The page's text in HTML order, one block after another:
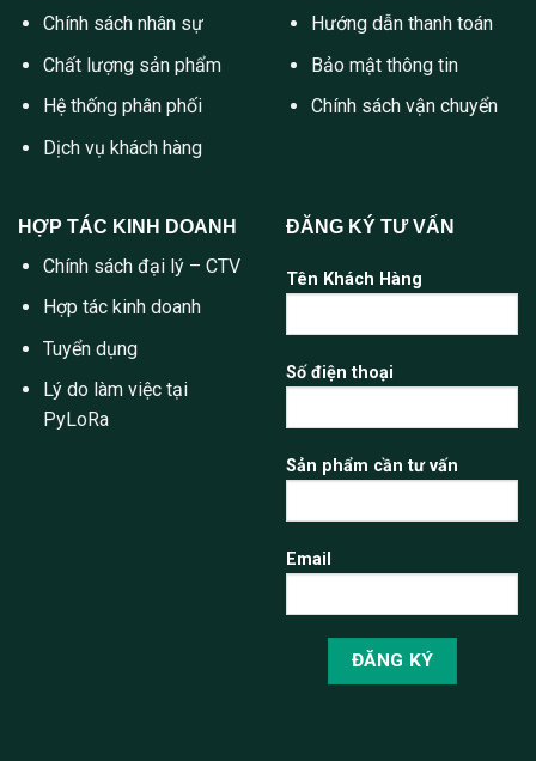
Chính sách nhân sự
Chất lượng sản phẩm
Hệ thống phân phối
Dịch vụ khách hàng
Hướng dẫn thanh toán
Bảo mật thông tin
Chính sách vận chuyển
HỢP TÁC KINH DOANH
Chính sách đại lý – CTV
Hợp tác kinh doanh
Tuyển dụng
Lý do làm việc tại
PyLoRa
ĐĂNG KÝ TƯ VẤN
Tên Khách Hàng
Số điện thoại
Sản phẩm cần tư vấn
Email